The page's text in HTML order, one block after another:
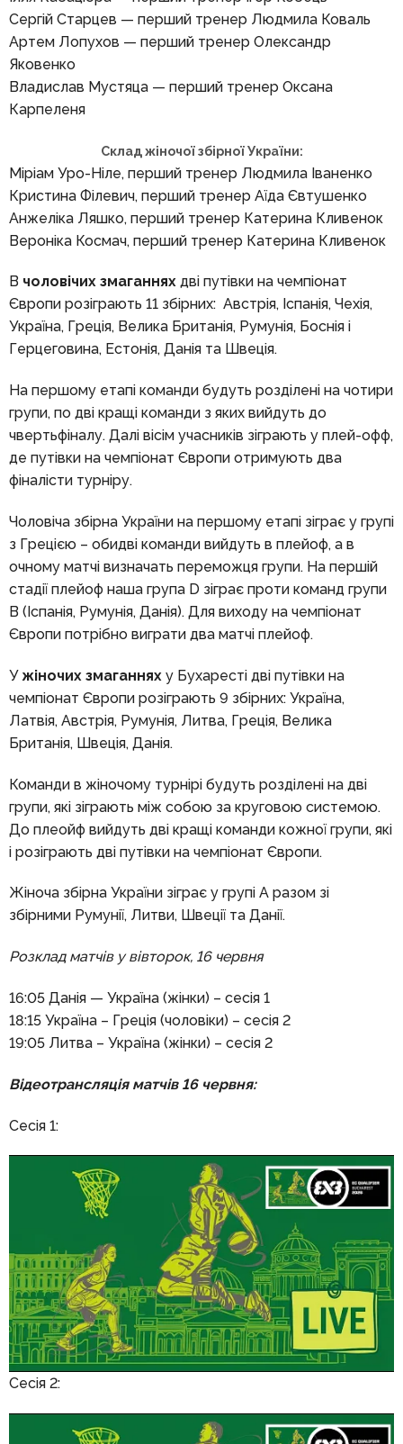
Сергій Старцев — перший тренер Людмила Коваль
Артем Лопухов — перший тренер Олександр
Яковенко
Владислав Мустяца — перший тренер Оксана
Карпеленя
Склад жіночої збірної України:
Міріам Уро-Ніле, перший тренер Людмила Іваненко
Кристина Філевич, перший тренер Аїда Євтушенко
Анжеліка Ляшко, перший тренер Катерина Кливенок
Вероніка Космач, перший тренер Катерина Кливенок
В чоловічих змаганняхдві путівки на чемпіонат
Європи розіграють 11 збірних: Австрія, Іспанія, Чехія,
Україна, Греція, Велика Британія, Румунія, Боснія і
Герцеговина, Естонія, Данія та Швеція.
На першому етапі команди будуть розділені на чотири
групи, по дві кращі команди з яких вийдуть до
чвертьфіналу. Далі вісім учасників зіграють у плей-офф,
де путівки на чемпіонат Європи отримують два
фіналісти турніру.
Чоловіча збірна України на першому етапі зіграє у групі
з Грецією – обидві команди вийдуть в плейоф, а в
очному матчі визначать переможця групи. На першій
стадії плейоф наша група D зіграє проти команд групи
В (Іспанія, Румунія, Данія). Для виходу на чемпіонат
Європи потрібно виграти два матчі плейоф.
У жіночих змаганняху Бухаресті дві путівки на
чемпіонат Європи розіграють 9 збірних: Україна,
Латвія, Австрія, Румунія, Литва, Греція, Велика
Британія, Швеція, Данія.
Команди в жіночому турнірі будуть розділені на дві
групи, які зіграють між собою за круговою системою.
До плеойф вийдуть дві кращі команди кожної групи, які
і розіграють дві путівки на чемпіонат Європи.
Жіноча збірна України зіграє у групі А разом зі
збірними Румунії, Литви, Швеції та Данії.
Розклад матчів у вівторок, 16 червня
16:05 Данія — Україна (жінки) – сесія 1
18:15 Україна – Греція (чоловіки) – сесія 2
19:05 Литва – Україна (жінки) – сесія 2
Відеотрансляція матчів 16 червня:
Сесія 1:
Сесія 2: